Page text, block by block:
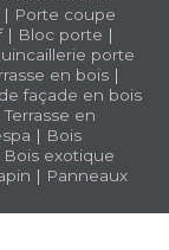
| Porte coupe
| Bloc porte |
porte
en bois |
façade en bois
Terrasse en
| Bois
Bois exotique
| Panneaux